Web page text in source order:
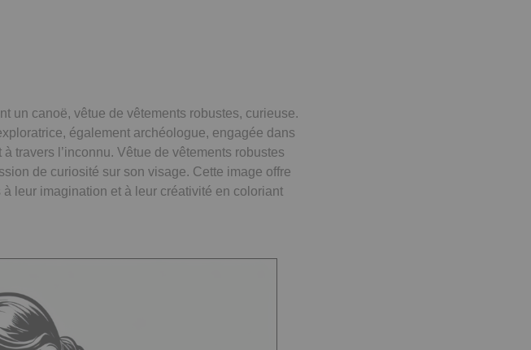
un canoë, vêtue de vêtements robustes, curieuse.
également archéologue, engagée dans
travers l’inconnu. Vêtue de vêtements robustes
de curiosité sur son visage. Cette image offre
leur imagination et à leur créativité en coloriant